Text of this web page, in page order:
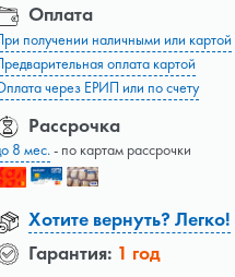
Оплата
получении наличными или картой
оплата картой
через ЕРИП или по счету
Рассрочка
8 мес.- по картам рассрочки
Хотите вернуть? Легко!
Гарантия: 1 год